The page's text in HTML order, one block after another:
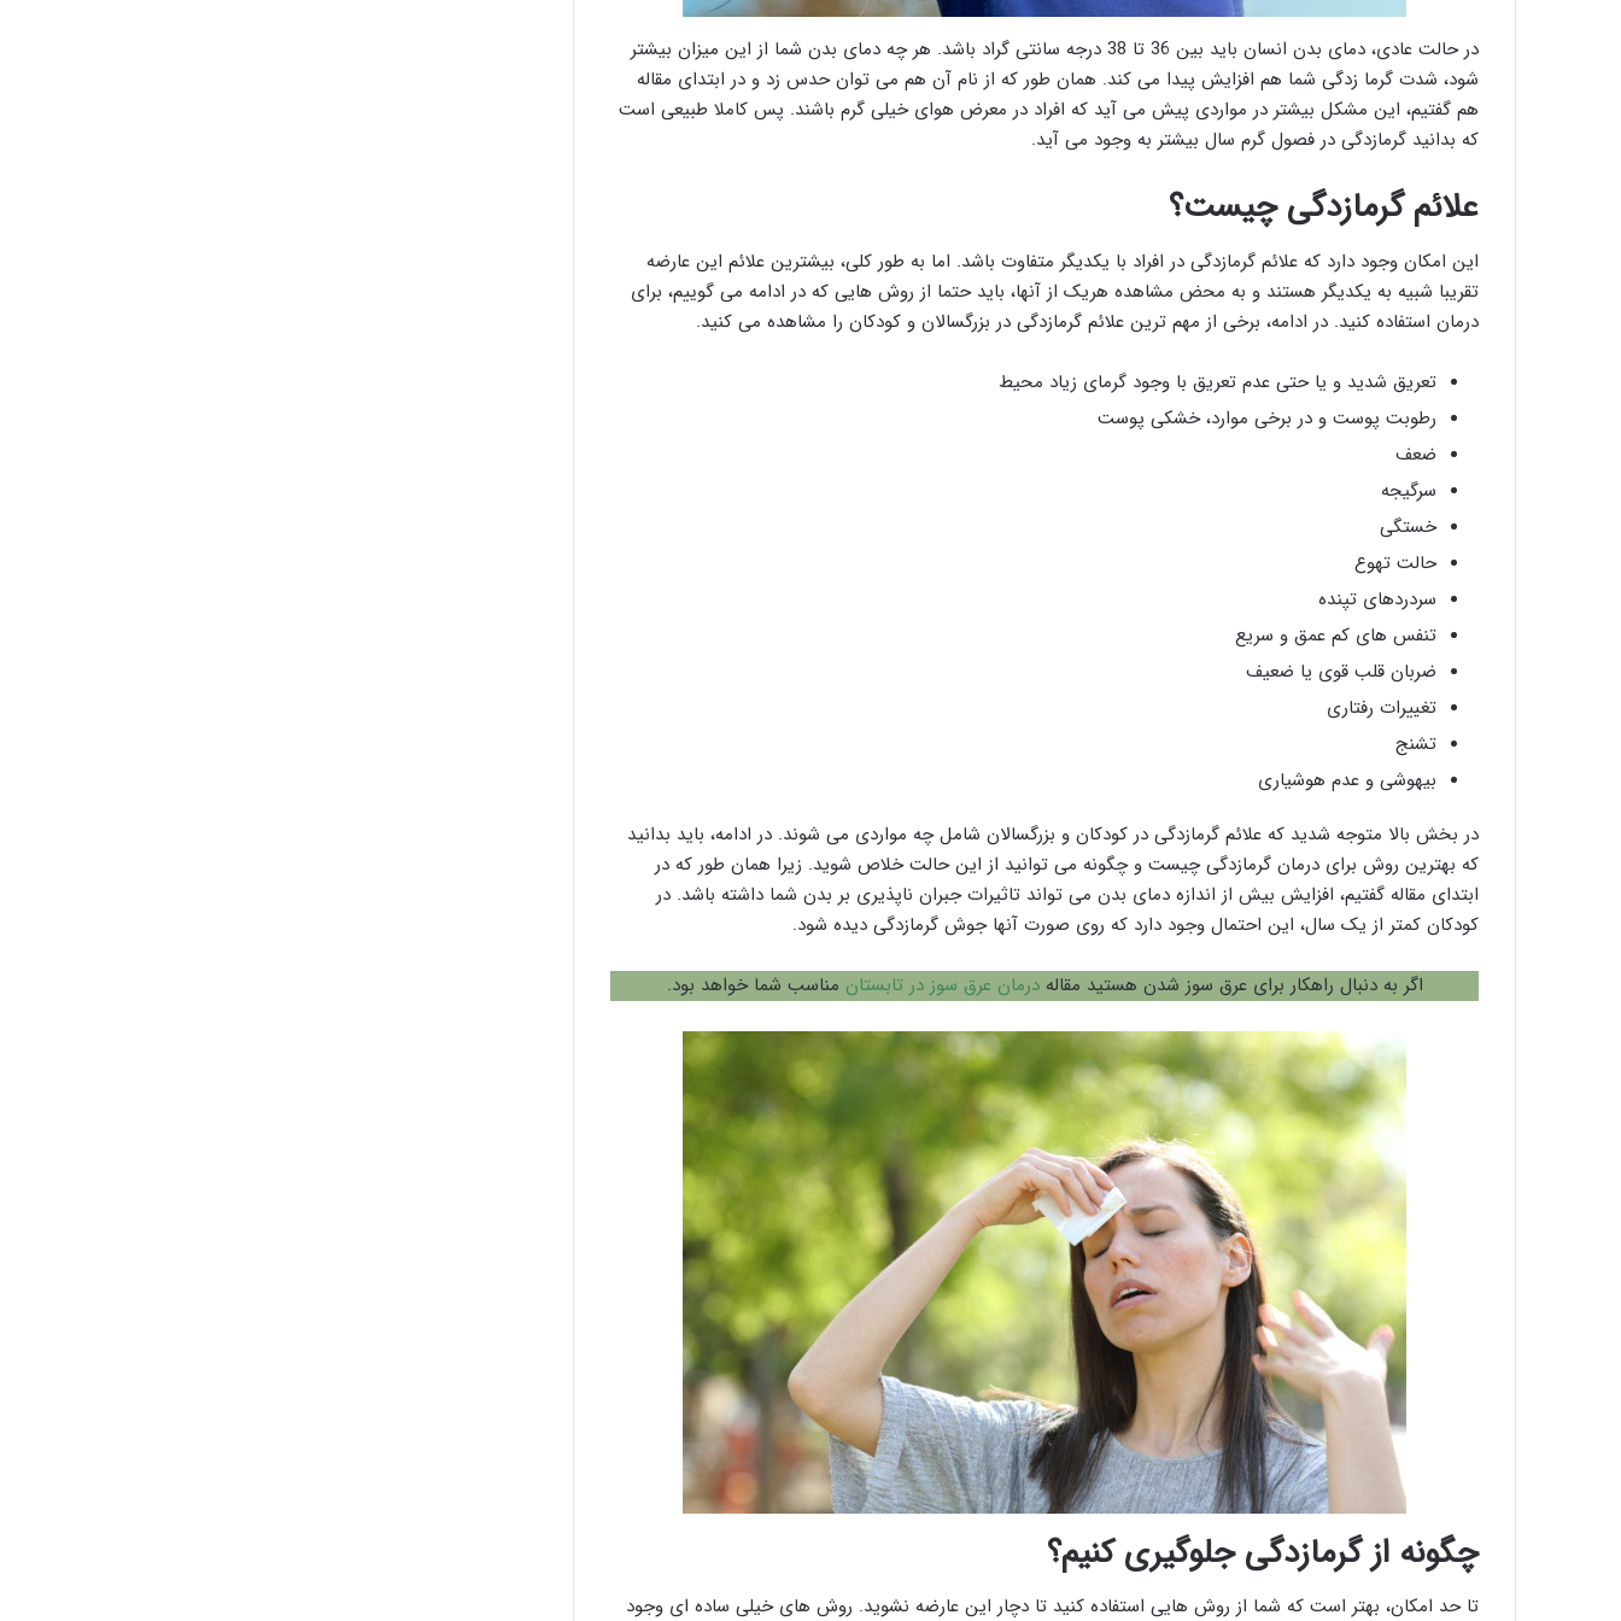
در حالت عادی، دمای بدن انسان باید بین 36 تا 38 درجه سانتی گراد باشد. هر چه دمای بدن شما از این میزان بیشتر
شود، شدت گرما زدگی شما هم افزایش پیدا می کند. همان طور که از نام آن هم می توان حدس زد و در ابتدای مقاله
هم گفتیم، این مشکل بیشتر در مواردی پیش می آید که افراد در معرض هوای خیلی گرم باشند. پس کاملا طبیعی است
که بدانید گرمازدگی در فصول گرم سال بیشتر به وجود می آید.
علائم گرمازدگی چیست؟
این امکان وجود دارد که علائم گرمازدگی در افراد با یکدیگر متفاوت باشد. اما به طور کلی، بیشترین علائم این عارضه
تقریبا شبیه به یکدیگر هستند و به محض مشاهده هریک از آنها، باید حتما از روش هایی که در ادامه می گوییم، برای
درمان استفاده کنید. در ادامه، برخی از مهم ترین علائم گرمازدگی در بزرگسالان و کودکان را مشاهده می کنید.
تعریق شدید و یا حتی عدم تعریق با وجود گرمای زیاد محیط
رطوبت پوست و در برخی موارد، خشکی پوست
ضعف
سرگیجه
خستگی
حالت تهوع
سردردهای تپنده
تنفس های کم عمق و سریع
ضربان قلب قوی یا ضعیف
تغییرات رفتاری
تشنج
بیهوشی و عدم هوشیاری
در بخش بالا متوجه شدید که علائم گرمازدگی در کودکان و بزرگسالان شامل چه مواردی می شوند. در ادامه، باید بدانید
که بهترین روش برای درمان گرمازدگی چیست و چگونه می توانید از این حالت خلاص شوید. زیرا همان طور که در
ابتدای مقاله گفتیم، افزایش بیش از اندازه دمای بدن می تواند تاثیرات جبران ناپذیری بر بدن شما داشته باشد. در
کودکان کمتر از یک سال، این احتمال وجود دارد که روی صورت آنها جوش گرمازدگی دیده شود.
اگر به دنبال راهکار برای عرق سوز شدن هستید مقالهدرمان عرق سوز در تابستان مناسب شما خواهد بود.
چگونه از گرمازدگی جلوگیری کنیم؟
تا حد امکان، بهتر است که شما از روش هایی استفاده کنید تا دچار این عارضه نشوید. روش های خیلی ساده ای وجود